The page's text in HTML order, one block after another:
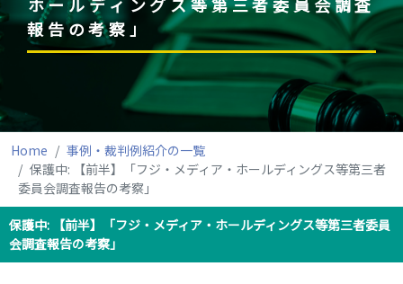
報告の考察」
Home
事例・裁判例紹介の一覧
保護中: 【前半】「フジ・メディア・ホールディングス等第三者
委員会調査報告の考察」
保護中: 【前半】「フジ・メディア・ホールディングス等第三者委員
会調査報告の考察」